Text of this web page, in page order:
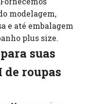
modelagem,
e até embalagem
plus size.
suas
de roupas